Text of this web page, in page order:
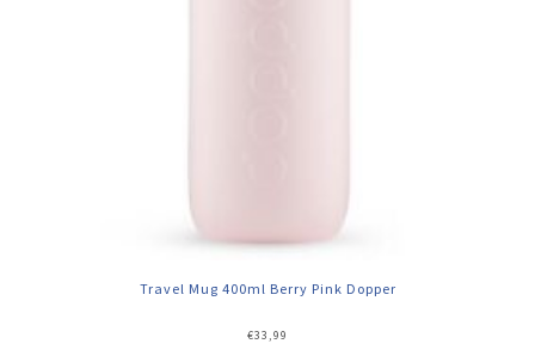
Travel Mug 400ml Berry Pink Dopper
€33,99